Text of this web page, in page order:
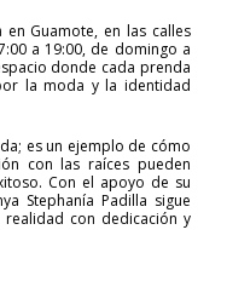
Guamote, en las calles
a 19:00, de domingo a
donde cada prenda
la moda y la identidad
es un ejemplo de cómo
con las raíces pueden
Con el apoyo de su
Stephanía Padilla sigue
con dedicación y